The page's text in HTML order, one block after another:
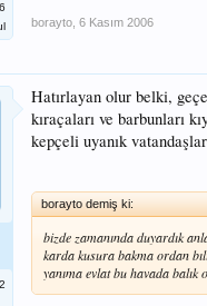
borayto 6 Kasım 2006
Hatırlayan olur belki,
kıraçaları ve barbunları
kepçeli uyanık
borayto demiş ki:
bizde zamanında duyardık
karda kusura bakma ordan
yanıma evlat bu havada balık